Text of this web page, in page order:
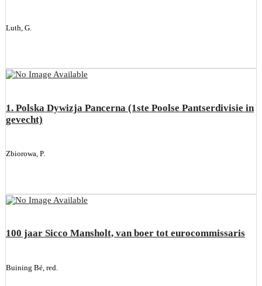
Luth, G.
1. Polska Dywizja Pancerna (1ste Poolse Pantserdivisie in
gevecht)
Zbiorowa, P.
100 jaar Sicco Mansholt, van boer tot eurocommissaris
Buining Bé, red.